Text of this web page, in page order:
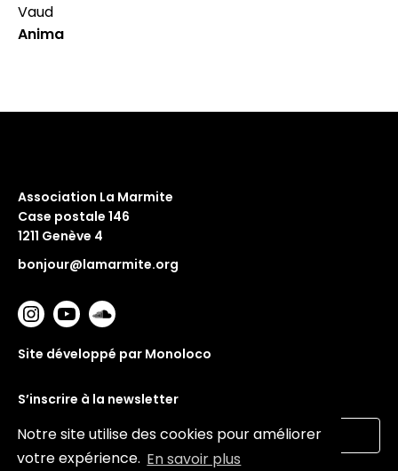
Notre site utilise des cookies pour améliorer
votre expérience. En savoir plus
Vaud
Anima
Association La Marmite
Case postale 146
1211 Genève 4
bonjour@lamarmite.org
Site développé par Monoloco
S’inscrire à la newsletter